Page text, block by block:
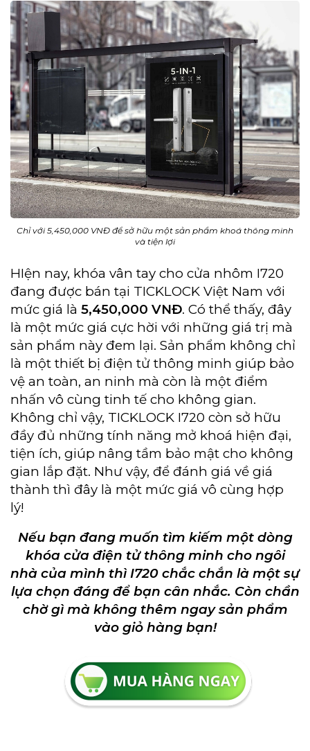
Chỉ với 5,450,000 VNĐ để sở hữu một sản phẩm khoá thông minh
và tiện lợi
HIện nay, khóa vân tay cho cửa nhôm I720
đang được bán tại TICKLOCK Việt Nam với
mức giá là 5,450,000 VNĐ. Có thể thấy, đây
là một mức giá cực hời với những giá trị mà
sản phẩm này đem lại. Sản phẩm không chỉ
là một thiết bị điện tử thông minh giúp bảo
vệ an toàn, an ninh mà còn là một điểm
nhấn vô cùng tinh tế cho không gian.
Không chỉ vậy, TICKLOCK I720 còn sở hữu
đầy đủ những tính năng mở khoá hiện đại,
tiện ích, giúp nâng tầm bảo mật cho không
gian lắp đặt. Như vậy, để đánh giá về giá
thành thì đây là một mức giá vô cùng hợp
lý!
Nếu bạn đang muốn tìm kiếm một dòng
khóa cửa điện tử thông minh cho ngôi
nhà của mình thì I720 chắc chắn là một sự
lựa chọn đáng để bạn cân nhắc. Còn chần
chờ gì mà không thêm ngay sản phẩm
vào giỏ hàng bạn!